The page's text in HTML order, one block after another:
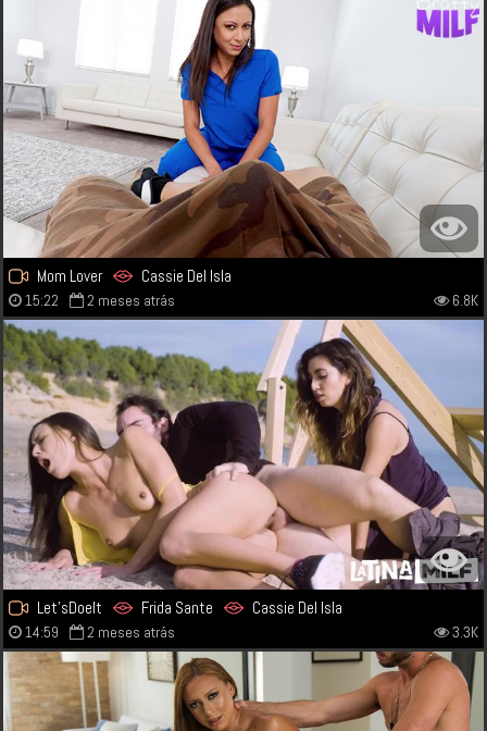
Mom Lover Cassie Del Isla
15:22 2 meses atrás 6.8K
Let'sDoeIt Frida Sante Cassie Del Isla
14:59 2 meses atrás 3.3K